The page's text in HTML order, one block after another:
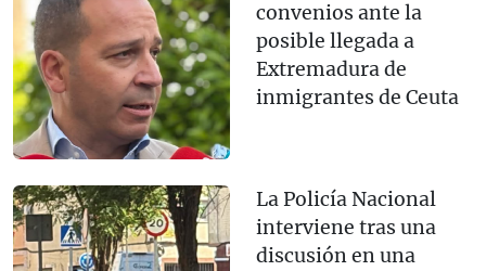
convenios ante la
posible llegada a
Extremadura de
inmigrantes de Ceuta
La Policía Nacional
interviene tras una
discusión en una